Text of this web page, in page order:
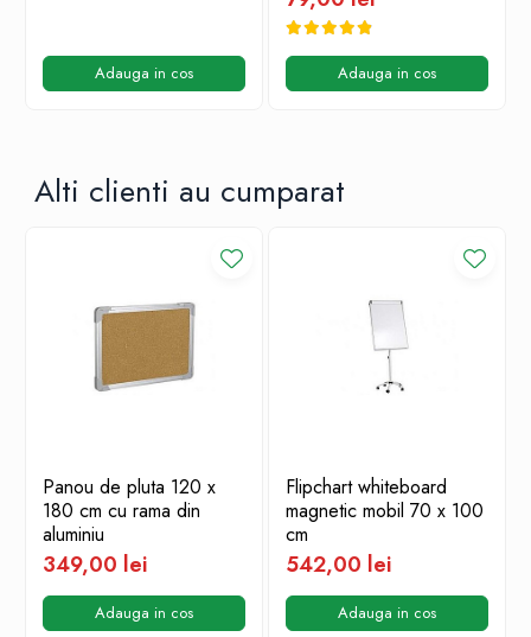
Adauga in cos Adauga in cos
Alti clienti au cumparat
Panou de pluta 120 x
180 cm cu rama din
aluminiu
349,00 lei
Adauga in cos
Flipchart whiteboard
magnetic mobil 70 x 100
cm
542,00 lei
Adauga in cos